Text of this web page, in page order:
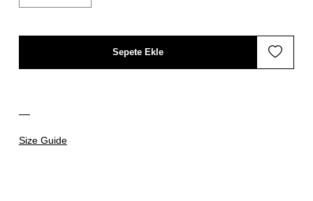
Size Guide
Sepete Ekle